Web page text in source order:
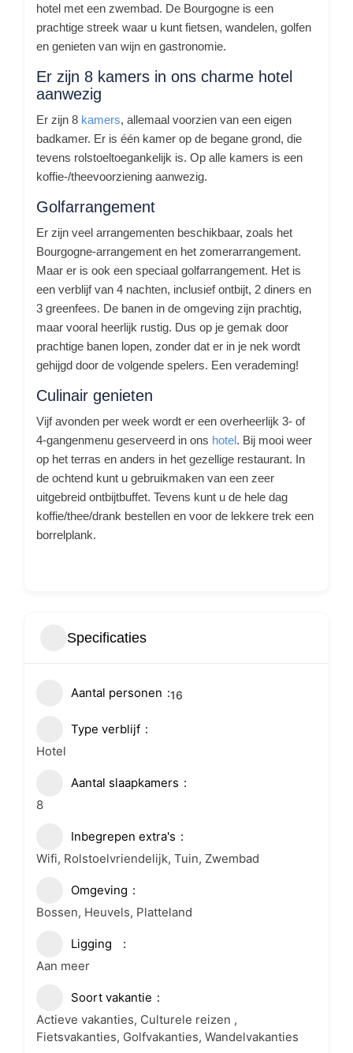
hotel met een zwembad. De Bourgogne is een
prachtige streek waar u kunt fietsen, wandelen, golfen
en genieten van wijn en gastronomie.
Er zijn 8 kamers in ons charme hotel
aanwezig
Er zijn 8 kamers, allemaal voorzien van een eigen
badkamer. Er is één kamer op de begane grond, die
tevens rolstoeltoegankelijk is. Op alle kamers is een
koffie-/theevoorziening aanwezig.
Golfarrangement
Er zijn veel arrangementen beschikbaar, zoals het
Bourgogne-arrangement en het zomerarrangement.
Maar er is ook een speciaal golfarrangement. Het is
een verblijf van 4 nachten, inclusief ontbijt, 2 diners en
3 greenfees. De banen in de omgeving zijn prachtig,
maar vooral heerlijk rustig. Dus op je gemak door
prachtige banen lopen, zonder dat er in je nek wordt
gehijgd door de volgende spelers. Een verademing!
Culinair genieten
Vijf avonden per week wordt er een overheerlijk 3- of
4-gangenmenu geserveerd in ons hotel. Bij mooi weer
op het terras en anders in het gezellige restaurant. In
de ochtend kunt u gebruikmaken van een zeer
uitgebreid ontbijtbuffet. Tevens kunt u de hele dag
koffie/thee/drank bestellen en voor de lekkere trek een
borrelplank.
Specificaties
Aantal personen 16
Type verblijf
Hotel
Aantal slaapkamers
8
Inbegrepen extra's
Wifi, Rolstoelvriendelijk, Tuin, Zwembad
Omgeving
Bossen, Heuvels, Platteland
Ligging
Aan meer
Soort vakantie
Actieve vakanties, Culturele reizen ,
Fietsvakanties, Golfvakanties, Wandelvakanties